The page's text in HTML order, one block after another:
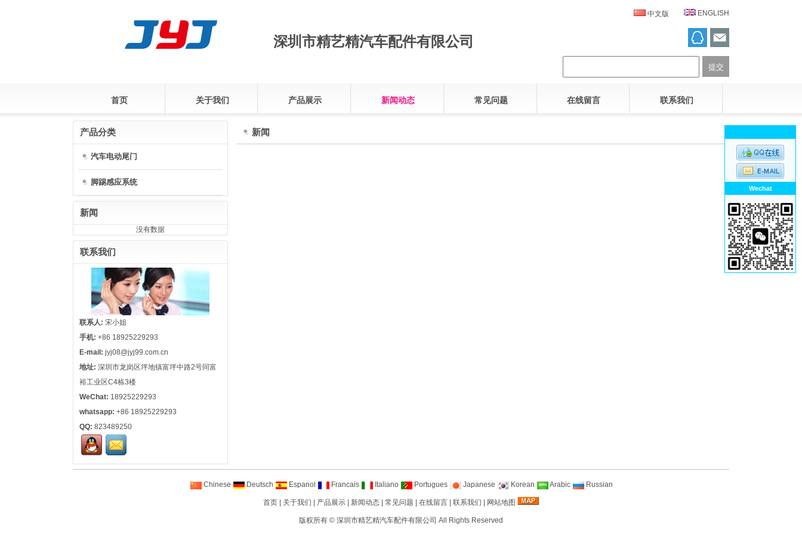
深圳市精艺精汽车配件有限公司
中文版 ENGLISH
首页 关于我们 产品展示 新闻动态 常见问题 在线留言 联系我们
产品分类
汽车电动尾门
脚踢感应系统
新闻
没有数据
联系我们
联系人: 宋小姐
手机: +86 18925229293
E-mail: jyj08@jyj99.com.cn
地址: 深圳市龙岗区坪地镇富坪中路2号同富
裕工业区C4栋3楼
WeChat: 18925229293
whatsapp: +86 18925229293
QQ: 823489250
新闻
Chinese Deutsch Espanol Francais Italiano Portugues Japanese Korean Arabic Russian
首页 关于我们 产品展示 新闻动态 常见问题 在线留言 联系我们 网站地图
版权所有 © 深圳市精艺精汽车配件有限公司 All Rights Reserved
Wechat